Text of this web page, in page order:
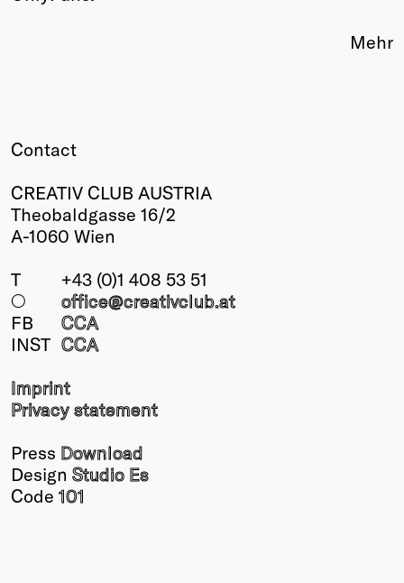
Mehr
Contact
CREATIV CLUB AUSTRIA
Theobaldgasse 16/2
A-1060 Wien
T
+43 (0)1 408 53 51
○
office@creativclub.at
FB
CCA
INST CCA
Imprint
Privacy statement
Press Download
Design Studio Es
Code 101